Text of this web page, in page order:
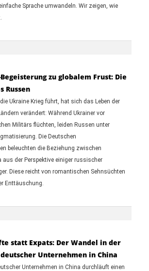
Sprache umwandeln. Wir zeigen, wie
zu globalem Frust: Die
Russen
Ukraine Krieg führt, hat sich das Leben der
verändert: Während Ukrainer vor
Militärs flüchten, leiden Russen unter
Die Deutschen
beleuchten die Beziehung zwischen
aus der Perspektive einiger russischer
Diese reicht von romantischen Sehnsüchten
Enttäuschung.
statt Expats: Der Wandel in der
Unternehmen in China
Unternehmen in China durchläuft einen